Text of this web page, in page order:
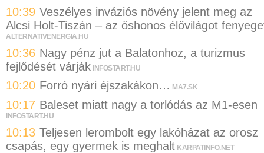
10:39 Veszélyes inváziós növény jelent meg az
Alcsi Holt-Tiszán – az őshonos élővilágot
ALTERNATIVENERGIA.HU
10:36 Nagy pénz jut a Balatonhoz, a turizmus
fejlődését várják INFOSTART.HU
10:20 Forró nyári éjszakákon… MA7.SK
10:17 Baleset miatt nagy a torlódás az M1-esen
INFOSTART.HU
10:13 Teljesen lerombolt egy lakóházat az orosz
csapás, egy gyermek is meghalt KARPATINFO.NET